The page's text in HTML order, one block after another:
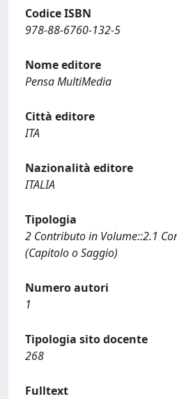
Codice ISBN
978-88-6760-132-5
Nome editore
Pensa MultiMedia
Città editore
ITA
Nazionalità editore
ITALIA
Tipologia
2 Contributo in Volume::2.1
(Capitolo o Saggio)
Numero autori
1
Tipologia sito docente
268
Fulltext